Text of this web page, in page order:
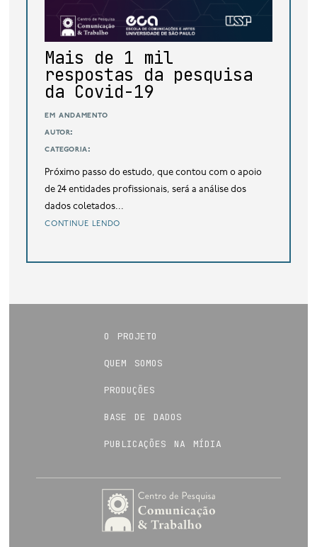
Mais de 1 mil
respostas da pesquisa
da Covid-19
em andamento
autor:
categoria:
Próximo passo do estudo, que contou com o apoio
de 24 entidades profissionais, será a análise dos
dados coletados...
continue lendo
o projeto
quem somos
produções
base de dados
publicações na mídia